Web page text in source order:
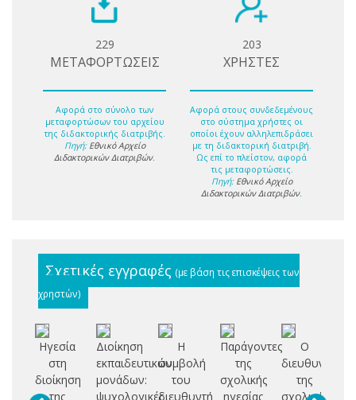
229
ΜΕΤΑΦΟΡΤΩΣΕΙΣ
Αφορά στο σύνολο των
μεταφορτώσων του αρχείου
της διδακτορικής διατριβής.
Πηγή: Εθνικό Αρχείο
Διδακτορικών Διατριβών.
203
ΧΡΗΣΤΕΣ
Αφορά στους συνδεδεμένους
στο σύστημα χρήστες οι
οποίοι έχουν αλληλεπιδράσει
με τη διδακτορική διατριβή.
Ως επί το πλείστον, αφορά
τις μεταφορτώσεις.
Πηγή: Εθνικό Αρχείο
Διδακτορικών Διατριβών.
Σχετικές εγγραφές (με βάση τις επισκέψεις των
χρηστών)
Ηγεσία
στη
διοίκηση
της
Διοίκηση
εκπαιδευτικών
μονάδων:
ψυχολογικές
Η
συμβολή
του
διευθυντή
Παράγοντες
της
σχολικής
ηγεσίας
Ο
διευθυντής
της
σχολικής